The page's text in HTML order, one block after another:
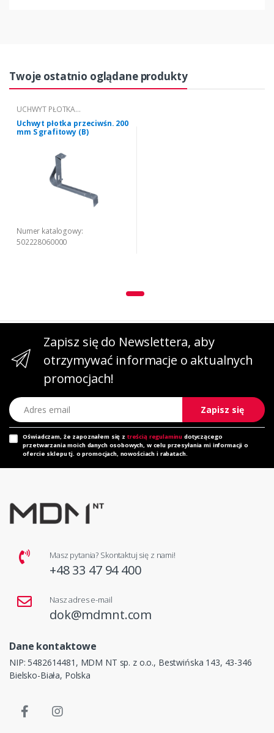
Twoje ostatnio oglądane produkty
UCHWYT PŁOTKA
PRZECIWŚNIEGOWEGO "S" 200 (B)
Uchwyt płotka przeciwśn. 200
mm S grafitowy (B)
Numer katalogowy:
502228060000
Zapisz się do Newslettera, aby
otrzymywać informacje o aktualnych
promocjach!
Adres email
Zapisz się
Oświadczam, że zapoznałem się z treścią regulaminu dotyczącego
przetwarzania moich danych osobowych, w celu przesyłania mi informacji o
ofercie sklepu tj. o promocjach, nowościach i rabatach.
Masz pytania? Skontaktuj się z nami!
+48 33 47 94 400
Nasz adres e-mail
dok@mdmnt.com
Dane kontaktowe
NIP: 5482614481, MDM NT sp. z o.o., Bestwińska 143, 43-346
Bielsko-Biała, Polska